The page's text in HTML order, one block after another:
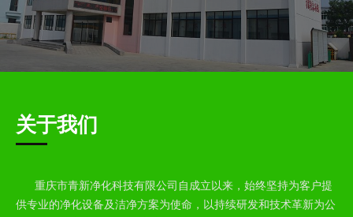
关于我们
重庆市青新净化科技有限公司自成立以来，始终坚持为客户提
供专业的净化设备及洁净方案为使命，以持续研发和技术革新为公